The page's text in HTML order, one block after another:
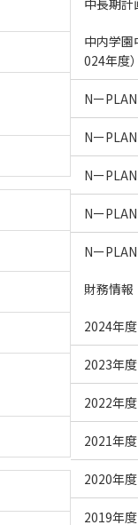
中長期計
中内学
024年度）
Nー
Nー
Nー
Nー
Nー
財務情報
2024年度
2023年度
2022年度
2021年度
2020年度
2019年度